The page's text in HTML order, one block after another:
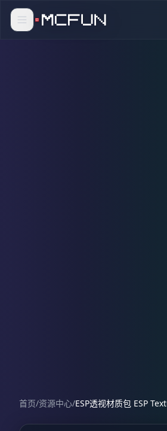
首页/资源中心/ESP透视材质包 ESP